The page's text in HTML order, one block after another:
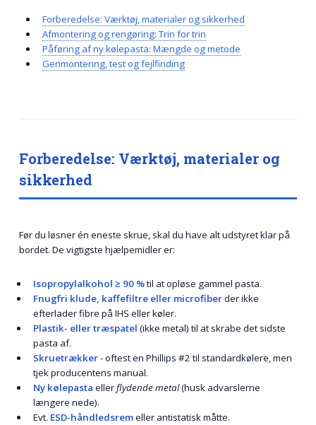
Forberedelse: Værktøj, materialer og
sikkerhed
Før du løsner én eneste skrue, skal du have alt udstyret klar på
bordet. De vigtigste hjælpemidler er:
Isopropylalkohol ≥ 90 %til at opløse gammel pasta.
Fnugfri klude, kaffefiltre eller microfiberder ikke
efterlader fibre på IHS eller køler.
Plastik- eller træspatel (ikke metal) til at skrabe det sidste
pasta af.
Skruetrækker- oftest en Phillips #2 til standardkølere, men
tjek producentens manual.
Ny kølepasta ellerflydende metal(husk advarslerne
længere nede).
Evt. ESD-håndledsremeller antistatisk måtte.
Forberedelse: Værktøj, materialer og sikkerhed
Afmontering og rengøring: Trin for trin
Påføring af ny kølepasta: Mængde og metode
Genmontering, test og fejlfinding